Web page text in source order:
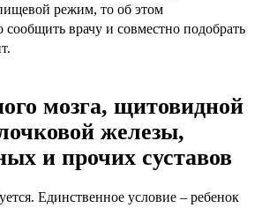
режим, то об этом
сообщить врачу и совместно подобрать
мозга, щитовидной
железы,
и прочих суставов
Единственное условие – ребенок